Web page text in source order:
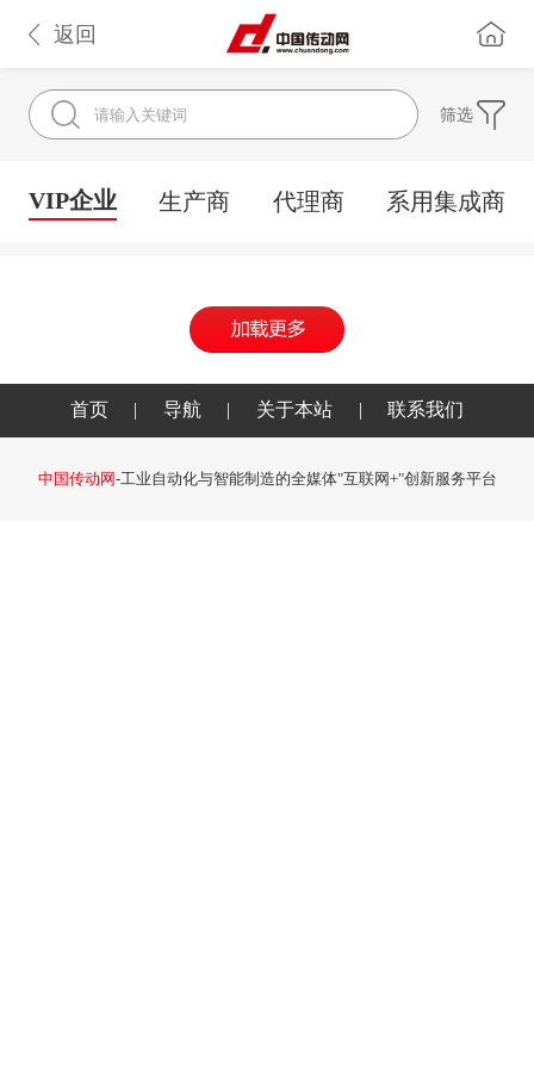
返回
筛选
VIP企业 生产商 代理商 系用集成商
首页 | 导航 | 关于本站 | 联系我们
中国传动网-工业自动化与智能制造的全媒体"互联网+"创新服务平台